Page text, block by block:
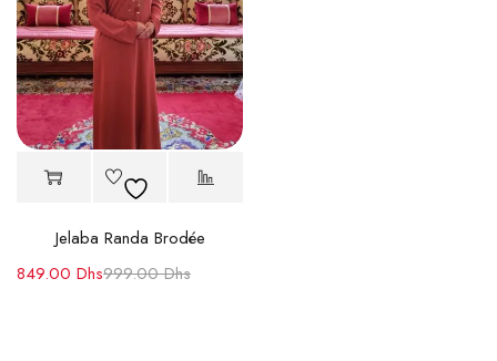
Jelaba Randa Brodée
999.00Dhs
849.00 Dhs